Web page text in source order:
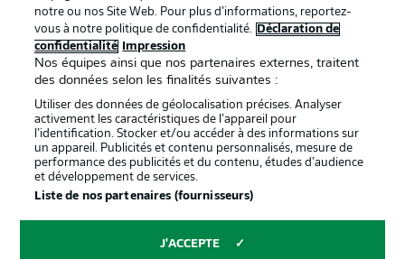
Proposé par
services
notre ou nos Site Web. Pour plus d’informations, reportez-
vous à notre politique de confidentialité.
Déclaration de
confidentialité
Impression
Nos équipes ainsi que nos partenaires externes, traitent
des données selon les finalités suivantes :
Utiliser des données de géolocalisation précises. Analyser
activement les caractéristiques de l’appareil pour
l’identification. Stocker et/ou accéder à des informations sur
un appareil. Publicités et contenu personnalisés, mesure de
performance des publicités et du contenu, études d’audience
et développement de services.
Liste de nos partenaires (fournisseurs)
J'ACCEPTE